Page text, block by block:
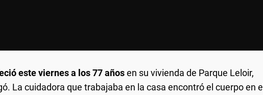
este viernes a los 77 añosen su vivienda de Parque Leloir,
La cuidadora que trabajaba en la casa encontró el cuerpo en el